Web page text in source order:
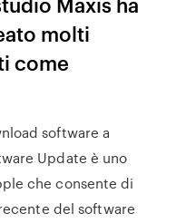
molti
come
software a
Update è uno
che consente di
del software